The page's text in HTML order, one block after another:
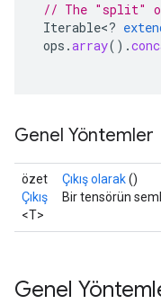
// The "split"
Iterable<?
ops .array().
Genel Yöntemler
özet
Çıkış
<T>
Çıkış olarak()
Bir tensörün
Genel